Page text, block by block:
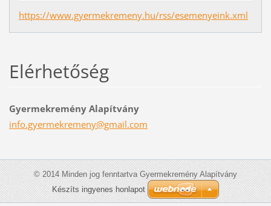
https://www.gyermekremeny.hu/rss/esemenyeink.xml
Elérhetőség
Gyermekremény Alapítvány
info.gyermekremeny@gmail.com
© 2014 Minden jog fenntartva Gyermekremény Alapítvány
Készíts ingyenes honlapot